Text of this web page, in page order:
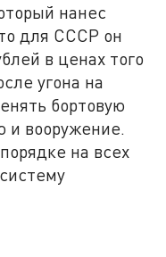
нанес
для СССР он
в ценах того
угона на
бортовую
и вооружение.
на всех